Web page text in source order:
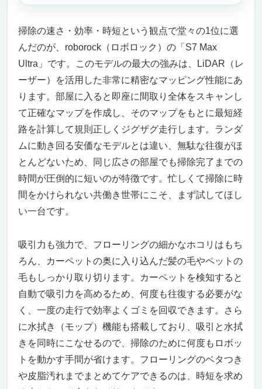
掃除の速さ・効率・時短という観点で堂々の1位に選
んだのが、roborock（ロボロック）の「S7 Max
Ultra」です。このモデルの最大の強みは、LiDAR（レ
ーザー）を活用した非常に精密なマッピング性能にあ
ります。部屋に入ると即座に間取り全体をスキャンし
て正確なマップを作成し、そのマップをもとに最短経
路を計算して規則正しくジグザグ走行します。ランダ
ムに動き回る安価なモデルとは違い、無駄な往復がほ
とんどないため、同じ広さの部屋でも掃除完了までの
時間が圧倒的に短いのが特徴です。忙しくて掃除に時
間をかけられない共働き世帯にこそ、まず試してほし
い一台です。
吸引力も強力で、フローリングの細かなホコリはもち
ろん、カーペットの奥に入り込んだ髪の毛やペットの
毛もしっかり取り切ります。カーペットを検知すると
自動で吸引力を高めるため、何度も往復する必要がな
く、一度の走行で効率よくゴミを回収できます。さら
に水拭き（モップ）機能も搭載しており、吸引と水拭
きを同時にこなせるので、掃除のために何度もロボッ
トを動かす手間が省けます。フローリングのベタつき
や皮脂汚れまでまとめてケアできるのは、時短を求め